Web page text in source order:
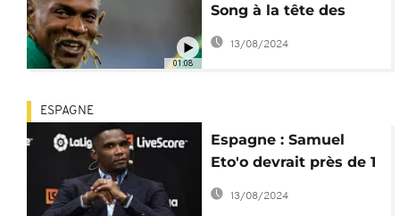
01:08
Song à la tête des
Lions Indomptables
13/08/2024
ESPAGNE
Espagne : Samuel
Eto'o devrait près de 1
million d'euros au fisc
13/08/2024